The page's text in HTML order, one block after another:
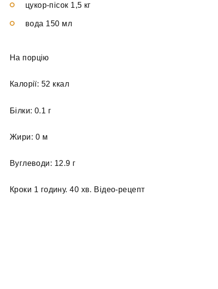
цукор-пісок 1,5 кг
вода 150 мл
На порцію
Калорії: 52 ккал
Білки: 0.1 г
Жири: 0 м
Вуглеводи: 12.9 г
Кроки 1 годину. 40 хв. Відео-рецепт